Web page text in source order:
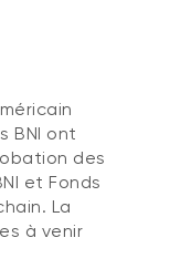
BNI ont
des
et Fonds
La
à venir